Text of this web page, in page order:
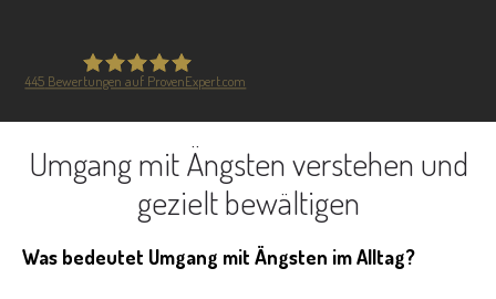
Safe in the City GmbH
445 Bewertungen auf ProvenExpert.com
Umgang mit Ängsten verstehen und
gezielt bewältigen
Was bedeutet Umgang mit Ängsten im Alltag?